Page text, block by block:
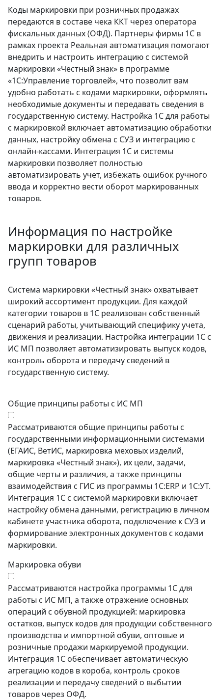
Коды маркировки при розничных продажах
передаются в составе чека ККТ через оператора
фискальных данных (ОФД). Партнеры фирмы 1С в
рамках проекта Реальная автоматизация помогают
внедрить и настроить интеграцию с системой
маркировки «Честный знак» в программе
«1С:Управление торговлей», что позволит вам
удобно работать с кодами маркировки, оформлять
необходимые документы и передавать сведения в
государственную систему. Настройка 1С для работы
с маркировкой включает автоматизацию обработки
данных, настройку обмена с СУЗ и интеграцию с
онлайн-кассами. Интеграция 1С и системы
маркировки позволяет полностью
автоматизировать учет, избежать ошибок ручного
ввода и корректно вести оборот маркированных
товаров.
Информация по настройке
маркировки для различных
групп товаров
Система маркировки «Честный знак» охватывает
широкий ассортимент продукции. Для каждой
категории товаров в 1С реализован собственный
сценарий работы, учитывающий специфику учета,
движения и реализации. Настройка интеграции 1С с
ИС МП позволяет автоматизировать выпуск кодов,
контроль оборота и передачу сведений в
государственную систему.
Общие принципы работы с ИС МП
Рассматриваются общие принципы работы с
государственными информационными системами
(ЕГАИС, ВетИС, маркировка меховых изделий,
маркировка «Честный знак»), их цели, задачи,
общие черты и различия, а также принципы
взаимодействия с ГИС из программы 1С:ERP и 1С:УТ.
Интеграция 1С с системой маркировки включает
настройку обмена данными, регистрацию в личном
кабинете участника оборота, подключение к СУЗ и
формирование электронных документов с кодами
маркировки.
Маркировка обуви
Рассматриваются настройка программы 1С для
работы с ИС МП, а также отражение основных
операций с обувной продукцией: маркировка
остатков, выпуск кодов для продукции собственного
производства и импортной обуви, оптовые и
розничные продажи маркируемой продукции.
Интеграция 1С обеспечивает автоматическую
агрегацию кодов в короба, контроль сроков
реализации и передачу сведений о выбытии
товаров через ОФД.